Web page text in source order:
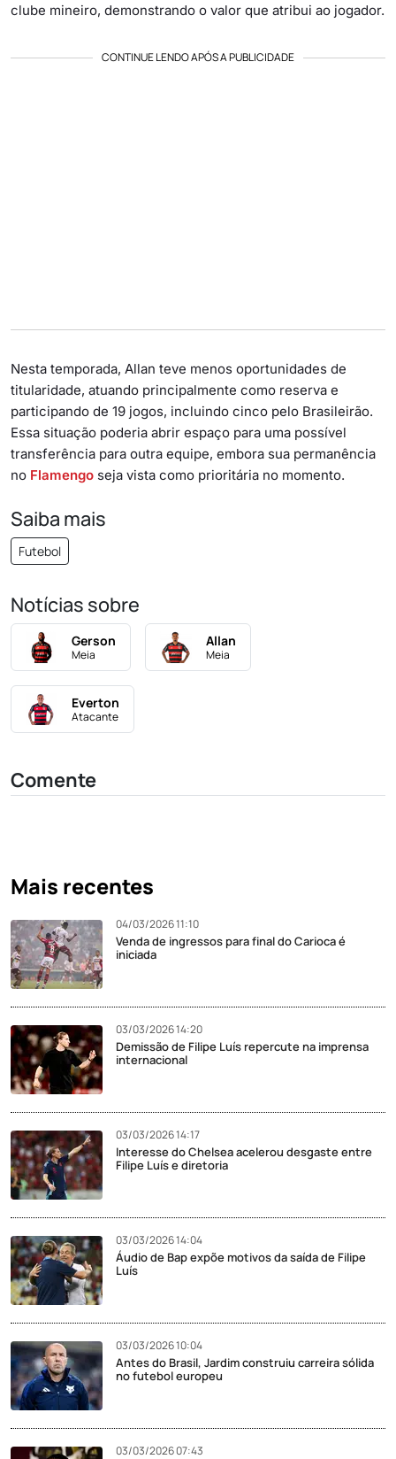
clube mineiro, demonstrando o valor que atribui ao jogador.
CONTINUE LENDO APÓS A PUBLICIDADE
Nesta temporada, Allan teve menos oportunidades de
titularidade, atuando principalmente como reserva e
participando de 19 jogos, incluindo cinco pelo Brasileirão.
Essa situação poderia abrir espaço para uma possível
transferência para outra equipe, embora sua permanência
no Flamengo seja vista como prioritária no momento.
Saiba mais
Futebol
Notícias sobre
Gerson
Meia
Allan
Meia
Everton
Atacante
Comente
Mais recentes
04/03/2026 11:10
Venda de ingressos para final do Carioca é
iniciada
03/03/2026 14:20
Demissão de Filipe Luís repercute na imprensa
internacional
03/03/2026 14:17
Interesse do Chelsea acelerou desgaste entre
Filipe Luís e diretoria
03/03/2026 14:04
Áudio de Bap expõe motivos da saída de Filipe
Luís
03/03/2026 10:04
Antes do Brasil, Jardim construiu carreira sólida
no futebol europeu
03/03/2026 07:43